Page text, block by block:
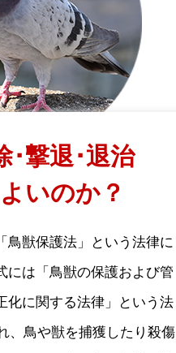
･撃退･退治
いのか？
鳥獣保護法」という法律に
には「鳥獣の保護および管
化に関する法律」という法
、鳥や獣を捕獲したり殺傷